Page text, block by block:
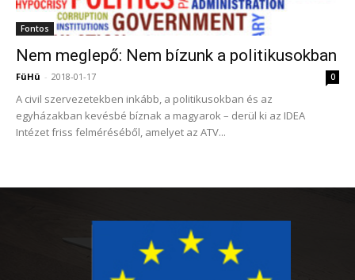
Fontos
Nem meglepő: Nem bízunk a politikusokban
FüHü - 2018-01-17 0
A civil szervezetekben inkább, a politikusokban és az
egyházakban kevésbé bíznak a magyarok – derül ki az IDEA
Intézet friss felméréséből, amelyet az ATV...